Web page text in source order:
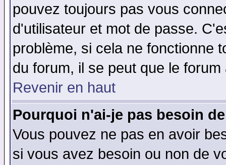
pouvez toujours pas vous
d'utilisateur et mot de passe.
problème, si cela ne fonctionne
du forum, il se peut que le
Revenir en haut
Pourquoi n'ai-je pas besoin
Vous pouvez ne pas en avoir
si vous avez besoin ou non de